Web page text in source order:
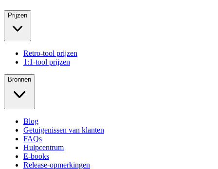
Prijzen
Retro-tool prijzen
1:1-tool prijzen
Bronnen
Blog
Getuigenissen van klanten
FAQs
Hulpcentrum
E-books
Release-opmerkingen